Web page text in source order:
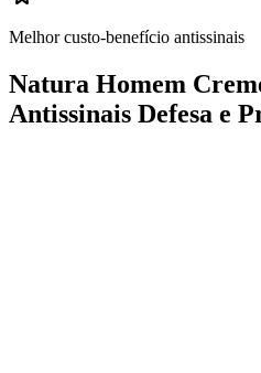
Melhor custo-benefício antissinais
Natura Homem
Antissinais Defesa e